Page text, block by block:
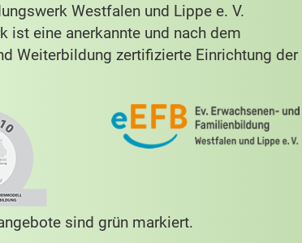
Westfalen und Lippe e. V.
ist eine anerkannte und nach dem
Weiterbildung zertifizierte Einrichtung der
sind grün markiert.